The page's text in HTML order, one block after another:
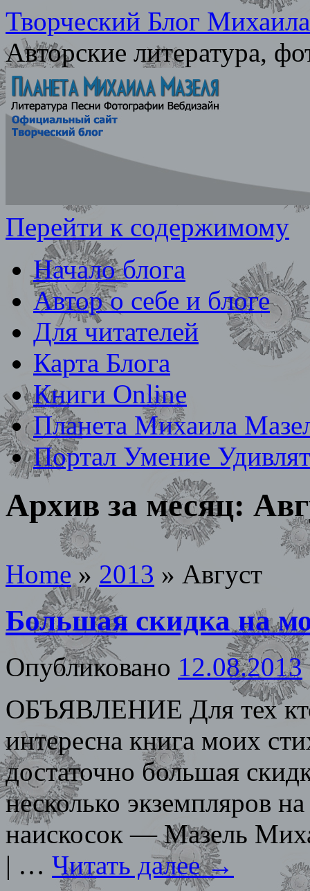
Творческий Блог
Авторские литература,
Перейти к содержимому
Начало блога
Автор о себе и блоге
Для читателей
Карта Блога
Книги Online
Планета Михаила
Портал Умение
Архив за месяц:
Home » 2013 » Август
Большая скидка на
Опубликовано 12.08.2013
ОБЪЯВЛЕНИЕ Для тех
интересна книга моих
достаточно большая
несколько экземпляров
наискосок — Мазель
| … Читать далее→